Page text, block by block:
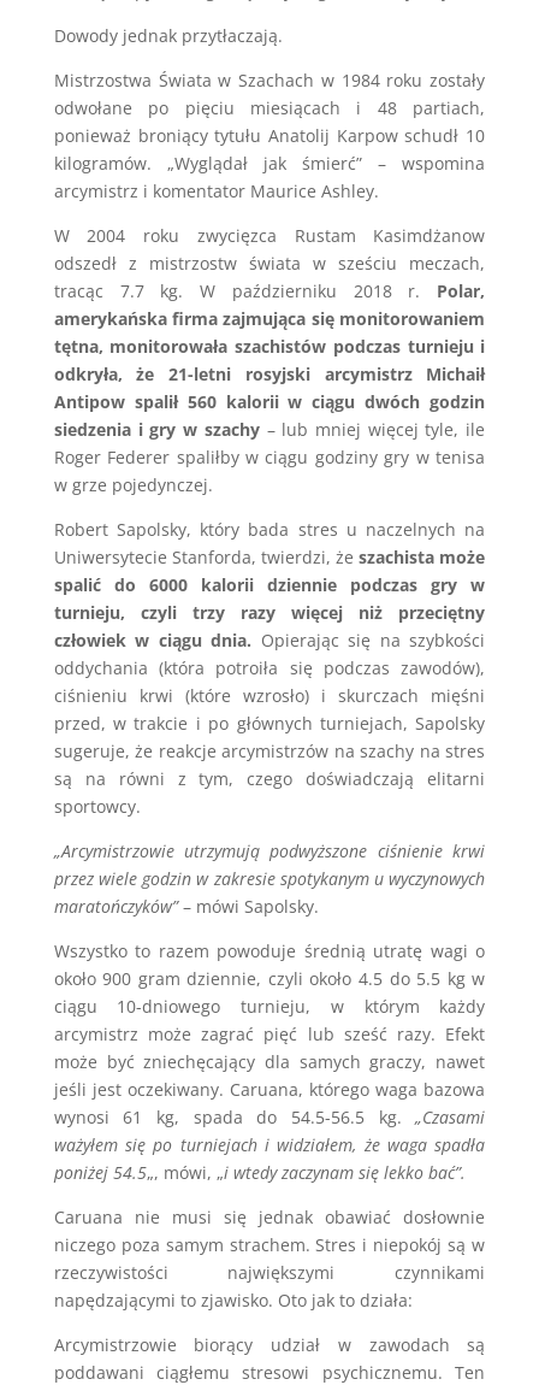
Dowody jednak przytłaczają.
Mistrzostwa Świata w Szachach w 1984 roku zostały
odwołane po pięciu miesiącach i 48 partiach,
ponieważ broniący tytułu Anatolij Karpow schudł 10
kilogramów. „Wyglądał jak śmierć” – wspomina
arcymistrz i komentator Maurice Ashley.
W 2004 roku zwycięzca Rustam Kasimdżanow
odszedł z mistrzostw świata w sześciu meczach,
tracąc 7.7 kg. W październiku 2018 r. Polar,
amerykańska firma zajmująca się monitorowaniem
tętna, monitorowała szachistów podczas turnieju i
odkryła, że 21-letni rosyjski arcymistrz Michaił
Antipow spalił 560 kalorii w ciągu dwóch godzin
siedzenia i gry w szachy– lub mniej więcej tyle, ile
Roger Federer spaliłby w ciągu godziny gry w tenisa
w grze pojedynczej.
Robert Sapolsky, który bada stres u naczelnych na
Uniwersytecie Stanforda, twierdzi, żeszachista może
spalić do 6000 kalorii dziennie podczas gry w
turnieju, czyli trzy razy więcej niż przeciętny
człowiek w ciągu dnia. Opierając się na szybkości
oddychania (która potroiła się podczas zawodów),
ciśnieniu krwi (które wzrosło) i skurczach mięśni
przed, w trakcie i po głównych turniejach, Sapolsky
sugeruje, że reakcje arcymistrzów na szachy na stres
są na równi z tym, czego doświadczają elitarni
sportowcy.
„Arcymistrzowie utrzymują podwyższone ciśnienie krwi
przez wiele godzin w zakresie spotykanym u wyczynowych
maratończyków”– mówi Sapolsky.
Wszystko to razem powoduje średnią utratę wagi o
około 900 gram dziennie, czyli około 4.5 do 5.5 kg w
ciągu 10-dniowego turnieju, w którym każdy
arcymistrz może zagrać pięć lub sześć razy. Efekt
może być zniechęcający dla samych graczy, nawet
jeśli jest oczekiwany. Caruana, którego waga bazowa
wynosi 61 kg, spada do 54.5-56.5 kg.„Czasami
ważyłem się po turniejach i widziałem, że waga spadła
poniżej 54.5„, mówi, „i wtedy zaczynam się lekko bać”.
Caruana nie musi się jednak obawiać dosłownie
niczego poza samym strachem. Stres i niepokój są w
rzeczywistości największymi czynnikami
napędzającymi to zjawisko. Oto jak to działa:
Arcymistrzowie biorący udział w zawodach są
poddawani ciągłemu stresowi psychicznemu. Ten